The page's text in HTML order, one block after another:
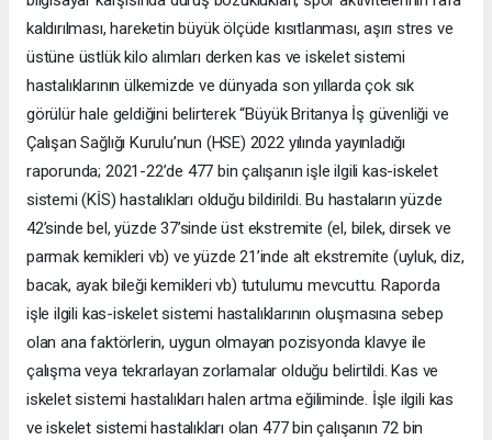
kaldırılması, hareketin büyük ölçüde kısıtlanması, aşırı stres ve
üstüne üstlük kilo alımları derken kas ve iskelet sistemi
hastalıklarının ülkemizde ve dünyada son yıllarda çok sık
görülür hale geldiğini belirterek “Büyük Britanya İş güvenliği ve
Çalışan Sağlığı Kurulu’nun (HSE) 2022 yılında yayınladığı
raporunda; 2021-22’de 477 bin çalışanın işle ilgili kas-iskelet
sistemi (KİS) hastalıkları olduğu bildirildi. Bu hastaların yüzde
42’sinde bel, yüzde 37’sinde üst ekstremite (el, bilek, dirsek ve
parmak kemikleri vb) ve yüzde 21’inde alt ekstremite (uyluk, diz,
bacak, ayak bileği kemikleri vb) tutulumu mevcuttu. Raporda
işle ilgili kas-iskelet sistemi hastalıklarının oluşmasına sebep
olan ana faktörlerin, uygun olmayan pozisyonda klavye ile
çalışma veya tekrarlayan zorlamalar olduğu belirtildi. Kas ve
iskelet sistemi hastalıkları halen artma eğiliminde. İşle ilgili kas
ve iskelet sistemi hastalıkları olan 477 bin çalışanın 72 bin